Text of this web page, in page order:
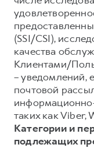
(SSI/CSI),
качества
Клиентами/
– уведомлений,
почтовой
таких как Viber,
Категории и
подлежащих